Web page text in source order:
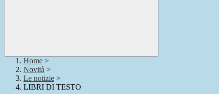
Home >
Novità >
Le notizie >
LIBRI DI TESTO